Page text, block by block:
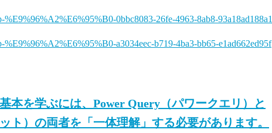
0bbc8083-26fe-4963-8ab8-93a18ad188a1
a3034eec-b719-4ba3-bb65-e1ad662ed95f
本を学ぶには、Power Query（パワークエリ）と
ト）の両者を「一体理解」する必要があります。